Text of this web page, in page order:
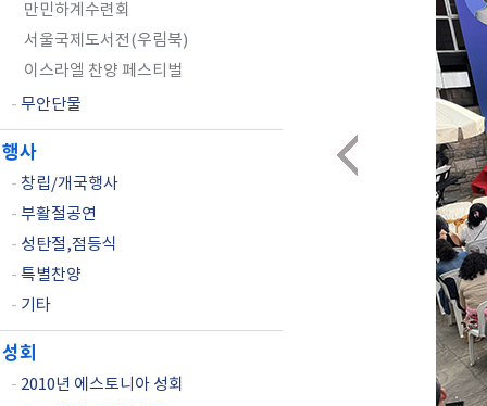
만민하계수련회
서울국제도서전(우림북)
이스라엘 찬양 페스티벌
- 무안단물
행사
- 창립/개국행사
- 부활절공연
- 성탄절,점등식
- 특별찬양
- 기타
성회
- 2010년 에스토니아 성회